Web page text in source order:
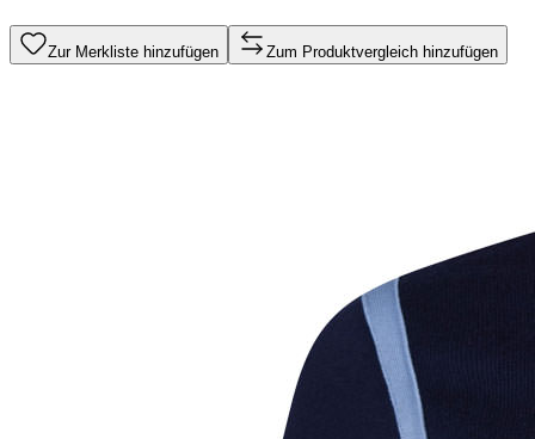
Zur Merkliste hinzufügen Zum Produktvergleich hinzufügen